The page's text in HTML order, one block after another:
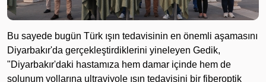
Bu sayede bugün Türk ışın tedavisinin en önemli aşamasını
Diyarbakır'da gerçekleştirdiklerini yineleyen Gedik,
"Diyarbakır'daki hastamıza hem damar içinde hem de
solunum yollarına ultraviyole ışın tedavisini bir fiberoptik